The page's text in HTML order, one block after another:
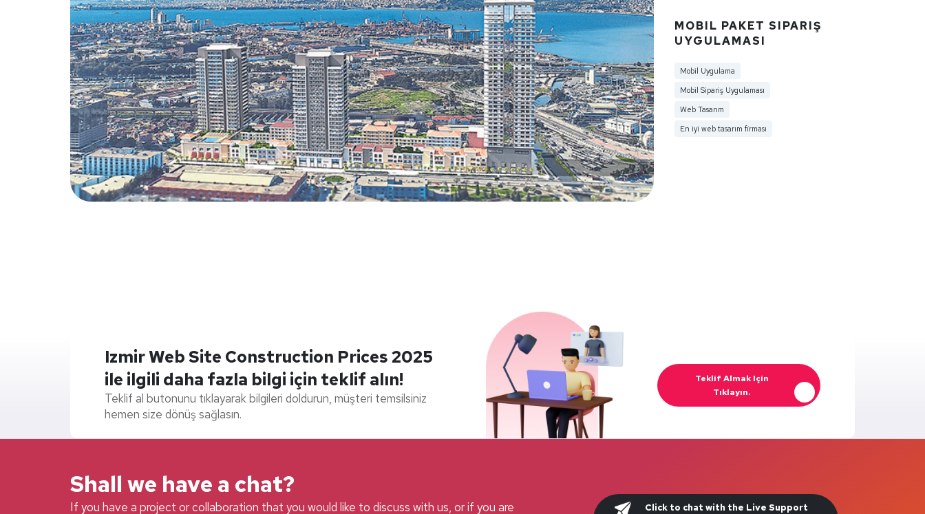
MOBIL PAKET SIPARIŞ
UYGULAMASI
Mobil Uygulama
Mobil Sipariş Uygulaması
Web Tasarım
En iyi web tasarım firması
Izmir Web Site Construction Prices 2025
ile ilgili daha fazla bilgi için teklif alın!
Teklif al butonunu tıklayarak bilgileri doldurun, müşteri temsilsiniz
hemen size dönüş sağlasın.
Teklif Almak Için
Tıklayın.
Shall we have a chat?
If you have a project or collaboration that you would like to discuss with us, or if you are Click to chat with the Live Support